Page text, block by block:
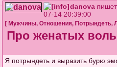
danova
07-14 20:39:00
[ Мужчины,Отношения, Потрындеть,
Про женатых
Я потрындеть и выразить бурю